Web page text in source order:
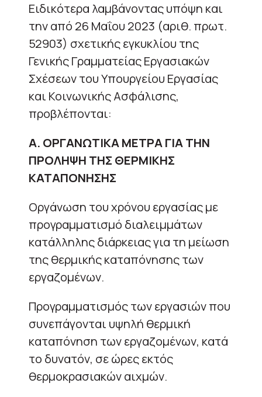
Ειδικότερα λαμβάνοντας υπόψη και
την από 26 Μαΐου 2023 (αριθ. πρωτ.
52903) σχετικής εγκυκλίου της
Γενικής Γραμματείας Εργασιακών
Σχέσεων του Υπουργείου Εργασίας
και Κοινωνικής Ασφάλισης,
προβλέπονται:
Α. ΟΡΓΑΝΩΤΙΚΑ ΜΕΤΡΑ ΓΙΑ ΤΗΝ
ΠΡΟΛΗΨΗ ΤΗΣ ΘΕΡΜΙΚΗΣ
ΚΑΤΑΠΟΝΗΣΗΣ
Οργάνωση του χρόνου εργασίας με
προγραμματισμό διαλειμμάτων
κατάλληλης διάρκειας για τη μείωση
της θερμικής καταπόνησης των
εργαζομένων.
Προγραμματισμός των εργασιών που
συνεπάγονται υψηλή θερμική
καταπόνηση των εργαζομένων, κατά
το δυνατόν, σε ώρες εκτός
θερμοκρασιακών αιχμών.